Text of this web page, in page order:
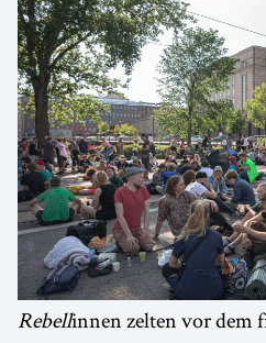
Rebellinnen zelten vor dem